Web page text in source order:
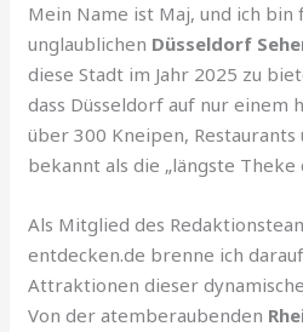
Mein Name ist Maj, und ich bin
unglaublichen Düsseldorf
diese Stadt im Jahr 2025 zu
dass Düsseldorf auf nur einem
über 300 Kneipen,
bekannt als die „längste Theke
Als Mitglied des
entdecken.de brenne ich
Attraktionen dieser
Von der atemberaubenden